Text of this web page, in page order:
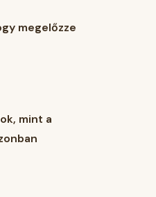
megelőzze
mint a